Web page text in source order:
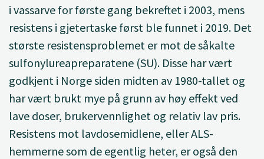
i vassarve for første gang bekreftet i 2003, mens
resistens i gjetertaske først ble funnet i 2019. Det
største resistensproblemet er mot de såkalte
sulfonylureapreparatene (SU). Disse har vært
godkjent i Norge siden midten av 1980-tallet og
har vært brukt mye på grunn av høy effekt ved
lave doser, brukervennlighet og relativ lav pris.
Resistens mot lavdosemidlene, eller ALS-
hemmerne som de egentlig heter, er også den